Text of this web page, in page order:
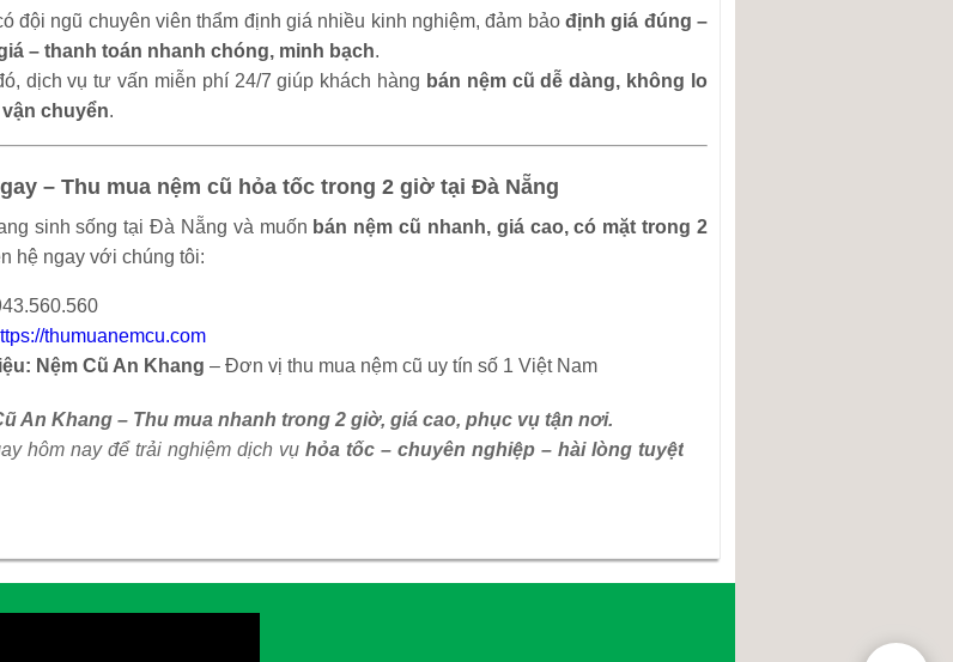
đội ngũ chuyên viên thẩm định giá nhiều kinh nghiệm, đảm bảo định giá đúng –
– thanh toán nhanh chóng, minh bạch.
dịch vụ tư vấn miễn phí 24/7 giúp khách hàng bán nệm cũ dễ dàng, không lo
chuyển.
– Thu mua nệm cũ hỏa tốc trong 2 giờ tại Đà Nẵng
sinh sống tại Đà Nẵng và muốn bán nệm cũ nhanh, giá cao, có mặt trong 2
hệ ngay với chúng tôi:
thumuanemcu.com
Nệm Cũ An Khang – Đơn vị thu mua nệm cũ uy tín số 1 Việt Nam
An Khang – Thu mua nhanh trong 2 giờ, giá cao, phục vụ tận nơi.
hôm nay để trải nghiệm dịch vụ hỏa tốc – chuyên nghiệp – hài lòng tuyệt